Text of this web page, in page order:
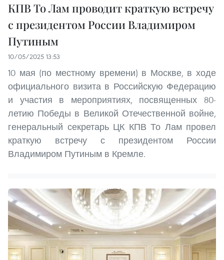
КПВ То Лам проводит краткую встречу
с президентом России Владимиром
Путиным
10/05/2025 13:53
10 мая (по местному времени) в Москве, в ходе
официального визита в Российскую Федерацию
и участия в мероприятиях, посвященных 80-
летию Победы в Великой Отечественной войне,
генеральный секретарь ЦК КПВ То Лам провел
краткую встречу с президентом России
Владимиром Путиным в Кремле.